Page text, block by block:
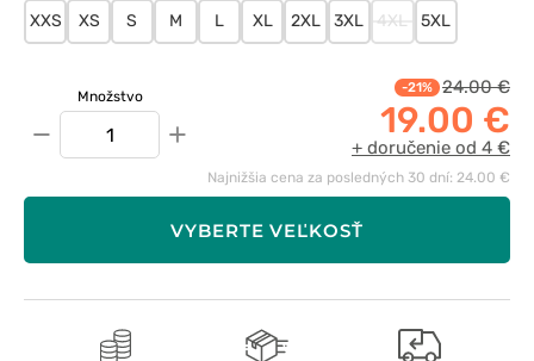
XXS
XS S M L XL 2XL 3XL 4XL 5XL
Množstvo
− +
-21% 24.00 €
19.00 €
+ doručenie od 4 €
Najnižšia cena za posledných 30 dní: 24.00 €
VYBERTE VEĽKOSŤ